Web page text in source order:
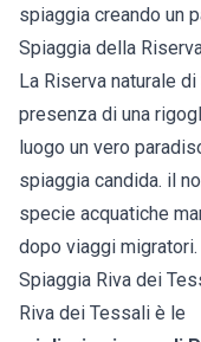
spiaggia creando un
Spiaggia della
La Riserva naturale
presenza di una
luogo un vero
spiaggia candida. il
specie acquatiche
dopo viaggi migratori.
Spiaggia Riva dei
Riva dei Tessali è le